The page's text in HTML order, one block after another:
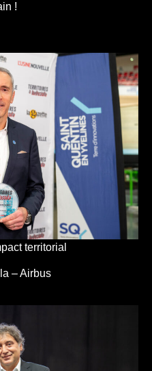
!
territorial
– Airbus